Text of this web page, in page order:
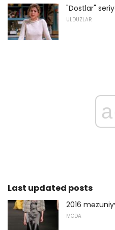
"Dostlar"
ULDUZLAR
Last updated posts
2016
MODA